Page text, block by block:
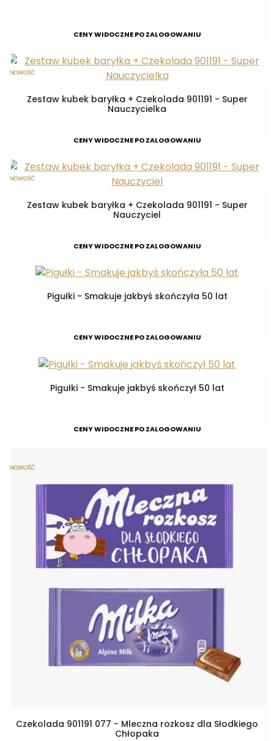
CENY WIDOCZNE PO ZALOGOWANIU
Zestaw kubek baryłka + Czekolada 901191 - Super
Nauczycielka
CENY WIDOCZNE PO ZALOGOWANIU
Zestaw kubek baryłka + Czekolada 901191 - Super
Nauczyciel
CENY WIDOCZNE PO ZALOGOWANIU
Pigułki - Smakuje jakbyś skończyła 50 lat
CENY WIDOCZNE PO ZALOGOWANIU
Pigułki - Smakuje jakbyś skończył 50 lat
CENY WIDOCZNE PO ZALOGOWANIU
Czekolada 901191 077 - Mleczna rozkosz dla Słodkiego
Chłopaka